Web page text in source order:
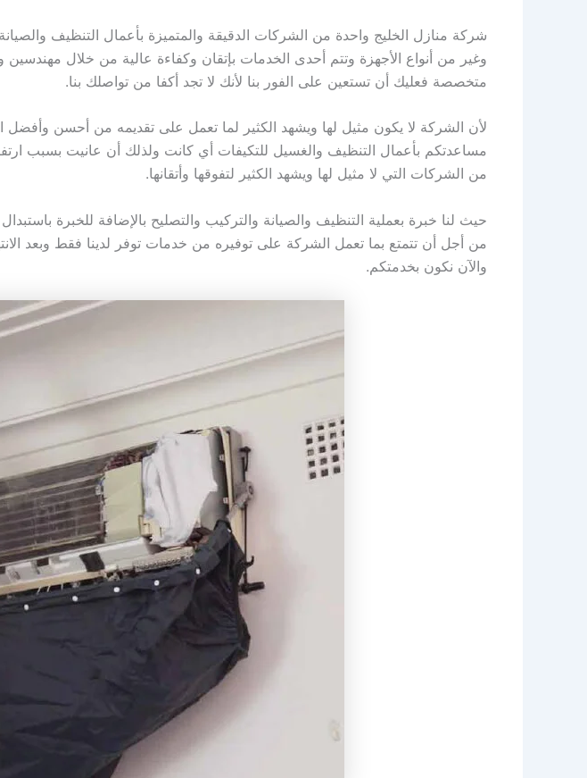
شركة منازل الخليج واحدة من الشركات الدقيقة والمتميزة بأعمال التنظيف
وغير من أنواع الأجهزة وتتم أحدى الخدمات بإتقان وكفاءة عالية من خلال
متخصصة فعليك أن تستعين على الفور بنا لأنك لا تجد أكفا من تواصلك بنا.
لأن الشركة لا يكون مثيل لها ويشهد الكثير لما تعمل على تقديمه من أحسن
مساعدتكم بأعمال التنظيف والغسيل للتكيفات أي كانت ولذلك أن عانيت بسبب
من الشركات التي لا مثيل لها ويشهد الكثير لتفوقها وأتقانها.
حيث لنا خبرة بعملية التنظيف والصيانة والتركيب والتصليح بالإضافة للخبرة
من أجل أن تتمتع بما تعمل الشركة على توفيره من خدمات توفر لدينا فقط وبعد
والآن نكون بخدمتكم.